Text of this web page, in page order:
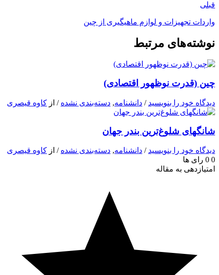
تجهیزات و لوازم ماهیگیری از چین
مرتبط
(قدرت نوظهور اقتصادی)
خود را بنویسید /دانشنامه,دسته‌بندی نشده/ از کاوه قیصری
شلوغ‌ترین بندر جهان
خود را بنویسید /دانشنامه,دسته‌بندی نشده/ از کاوه قیصری
رای ها
به مقاله